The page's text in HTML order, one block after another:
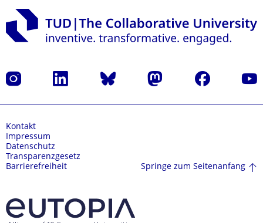
Instagram LinkedIn Bluesky Mastodon Facebook
Kontakt
Impressum
Datenschutz
Transparenzgesetz
Barrierefreiheit
Springe zum Seitenanfang